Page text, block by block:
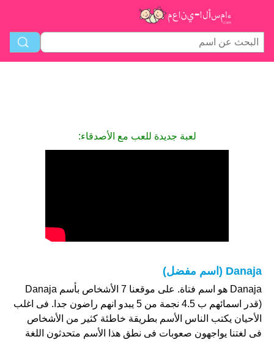
لعبة جديدة للعب مع الأصدقاء:
Danaja (اسم مفضل)
Danaja هو اسم فتاة. على موقعنا 7 الأشخاص بأسم Danaja
(قدر اسمائهم ب 4.5 نجمة من 5 يبدو انهم راضون جدا. فى اغلب
الأحيان يكتب الناس الأسم بطريقة خاطئة كثير من الأشخاص
فى لغتنا يواجهون صعوبات فى نطق هذا الأسم متحدثون اللغة